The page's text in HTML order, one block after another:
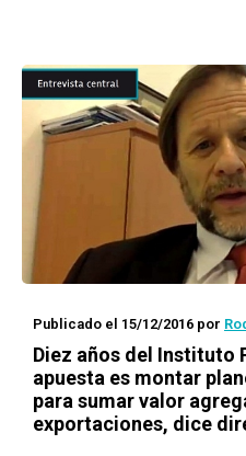
Publicado el 15/12/2016 por
Diez años del Instituto
apuesta es montar
para sumar valor
exportaciones, dice